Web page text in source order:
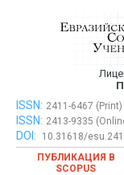
Евразийский
ISSN: 2411-6467 (Print)
ISSN: 2413-9335
DOI:
10.31618/
ПУБЛИКАЦИЯ В
SCOPUS